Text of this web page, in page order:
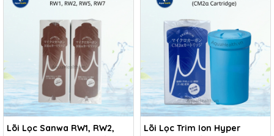
Lõi Lọc Sanwa RW1, RW2,
Lõi Lọc Trim Ion Hyper